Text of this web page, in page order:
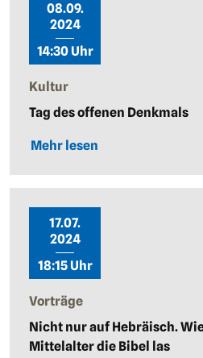
08.09.
2024
14:30 Uhr
Kultur
Tag des offenen Denkmals
Mehr lesen
17.07.
2024
18:15 Uhr
Vorträge
Nicht nur auf Hebräisch.
Mittelalter die Bibel las